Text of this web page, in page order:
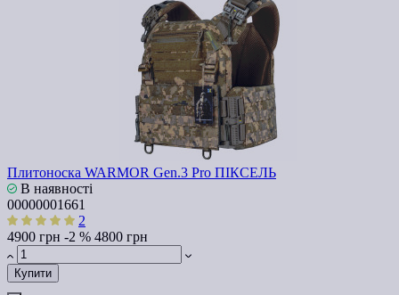
Плитоноска WARMOR Gen.3 Pro ПІКСЕЛЬ
В наявності
00000001661
2
4900 грн -2 % 4800 грн
Купити